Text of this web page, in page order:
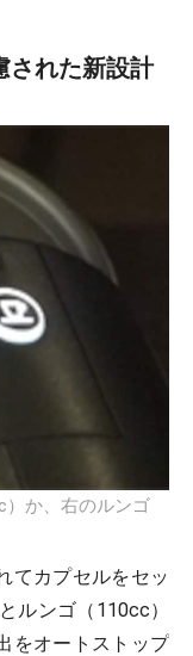
された新設計
）か、右のルンゴ
てカプセルをセッ
ルンゴ（110cc）
をオートストップ